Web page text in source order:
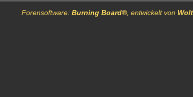
Forensoftware: Burning Board®, entwickelt von